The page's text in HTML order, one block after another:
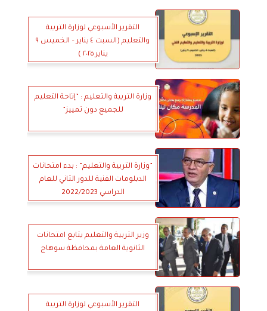
التقرير الأسبوعي لوزارة التربية
والتعليم (السبت ٤ يناير – الخميس ٩
يناير ٢٠٢٥ )
وزارة التربية والتعليم : ”إتاحة التعليم
للجميع دون تمييز”
”وزارة التربية والتعليم” : بدء امتحانات
الدبلومات الفنية للدور الثاني للعام
الدراسي 2022/2023
وزير التربية والتعليم يتابع امتحانات
الثانوية العامة بمحافظة سوهاج
التقرير الأسبوعي لوزارة التربية